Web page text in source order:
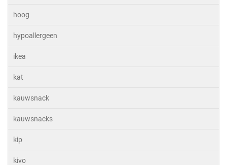
hoog
hypoallergeen
ikea
kat
kauwsnack
kauwsnacks
kip
kivo